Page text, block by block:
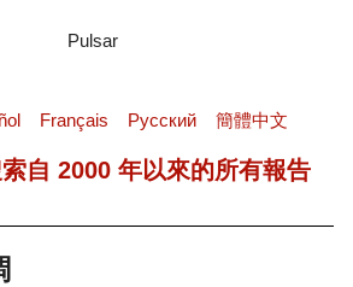
Français Pусский 簡體中文
自 2000 年以來的所有報告